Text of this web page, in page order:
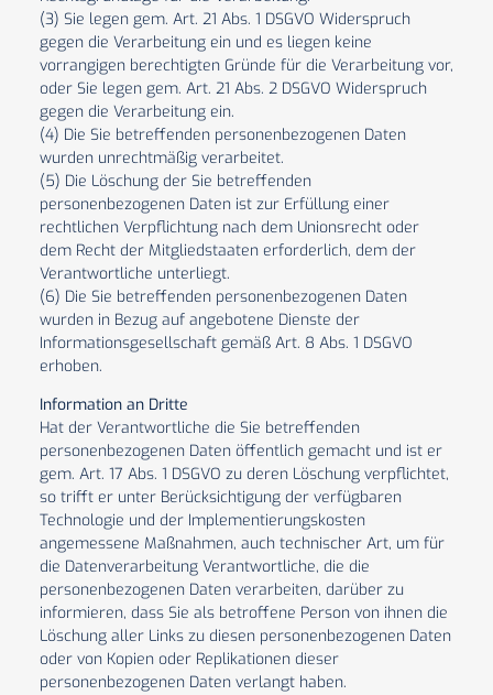
(3) Sie legen gem. Art. 21 Abs. 1 DSGVO Widerspruch
gegen die Verarbeitung ein und es liegen keine
vorrangigen berechtigten Gründe für die Verarbeitung vor,
oder Sie legen gem. Art. 21 Abs. 2 DSGVO Widerspruch
gegen die Verarbeitung ein.
(4) Die Sie betreffenden personenbezogenen Daten
wurden unrechtmäßig verarbeitet.
(5) Die Löschung der Sie betreffenden
personenbezogenen Daten ist zur Erfüllung einer
rechtlichen Verpflichtung nach dem Unionsrecht oder
dem Recht der Mitgliedstaaten erforderlich, dem der
Verantwortliche unterliegt.
(6) Die Sie betreffenden personenbezogenen Daten
wurden in Bezug auf angebotene Dienste der
Informationsgesellschaft gemäß Art. 8 Abs. 1 DSGVO
erhoben.
Information an Dritte
Hat der Verantwortliche die Sie betreffenden
personenbezogenen Daten öffentlich gemacht und ist er
gem. Art. 17 Abs. 1 DSGVO zu deren Löschung verpflichtet,
so trifft er unter Berücksichtigung der verfügbaren
Technologie und der Implementierungskosten
angemessene Maßnahmen, auch technischer Art, um für
die Datenverarbeitung Verantwortliche, die die
personenbezogenen Daten verarbeiten, darüber zu
informieren, dass Sie als betroffene Person von ihnen die
Löschung aller Links zu diesen personenbezogenen Daten
oder von Kopien oder Replikationen dieser
personenbezogenen Daten verlangt haben.